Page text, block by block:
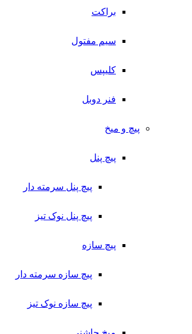
براکت
سیم مفتول
کلیپس
فنر دوبل
پیچ و میخ
پیچ پنل
پیچ پنل سرمته دار
پیچ پنل نوک تیز
پیچ سازه
پیچ سازه سرمته دار
پیچ سازه نوک تیز